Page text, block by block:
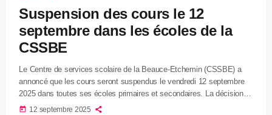
Suspension des cours le 12
septembre dans les écoles de la
CSSBE
Le Centre de services scolaire de la Beauce-Etchemin (CSSBE) a
annoncé que les cours seront suspendus le vendredi 12 septembre
2025 dans toutes ses écoles primaires et secondaires. La décision
découle du retrait temporaire des autobus Lion, qui doivent subir des
today 12 septembre 2025